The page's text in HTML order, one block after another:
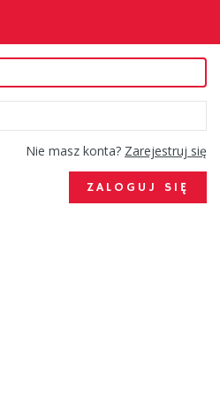
Nie masz konta? Zarejestruj się